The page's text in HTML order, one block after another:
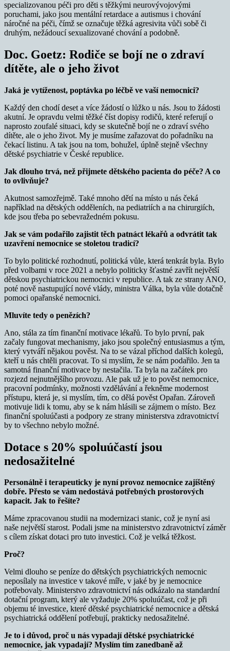
specializovanou péči pro děti s těžkými neurovývojovými
poruchami, jako jsou mentální retardace a autismus i chování
náročné na péči, čímž se označuje těžká agresivita vůči sobě či
druhým, nežádoucí sexualizované chování a podobně.
Doc. Goetz: Rodiče se bojí ne o zdraví
dítěte, ale o jeho život
Jaká je vytíženost, poptávka po léčbě ve vaší nemocnici?
Každý den chodí deset a více žádostí o lůžko u nás. Jsou to žádosti
akutní. Je opravdu velmi těžké číst dopisy rodičů, které referují o
naprosto zoufalé situaci, kdy se skutečně bojí ne o zdraví svého
dítěte, ale o jeho život. My je musíme zařazovat do pořadníku na
čekací listinu. A tak jsou na tom, bohužel, úplně stejně všechny
dětské psychiatrie v České republice.
Jak dlouho trvá, než přijmete dětského pacienta do péče? A co
to ovlivňuje?
Akutnost samozřejmě. Také mnoho dětí na místo u nás čeká
například na dětských odděleních, na pediatriích a na chirurgiích,
kde jsou třeba po sebevražedném pokusu.
Jak se vám podařilo zajistit těch patnáct lékařů a odvrátit tak
uzavření nemocnice se stoletou tradicí?
To bylo politické rozhodnutí, politická vůle, která tenkrát byla. Bylo
před volbami v roce 2021 a nebylo politicky šťastné zavřít největší
dětskou psychiatrickou nemocnici v republice. A tak ze strany ANO,
poté nově nastupující nové vlády, ministra Válka, byla vůle dotačně
pomoci opařanské nemocnici.
Mluvíte tedy o penězích?
Ano, stála za tím finanční motivace lékařů. To bylo první, pak
začaly fungovat mechanismy, jako jsou společný entusiasmus a tým,
který vytváří nějakou pověst. Na to se vázal příchod dalších kolegů,
kteří u nás chtěli pracovat. To si myslím, že se nám podařilo. Jen ta
samotná finanční motivace by nestačila. Ta byla na začátek pro
rozjezd nejnutnějšího provozu. Ale pak už je to pověst nemocnice,
pracovní podmínky, možnosti vzdělávání a řekněme modernost
přístupu, která je, si myslím, tím, co dělá pověst Opařan. Zároveň
motivuje lidi k tomu, aby se k nám hlásili se zájmem o místo. Bez
finanční spoluúčasti a podpory ze strany ministerstva zdravotnictví
by to všechno nebylo možné.
Dotace s 20% spoluúčastí jsou
nedosažitelné
Personálně i terapeuticky je nyní provoz nemocnice zajištěný
dobře. Přesto se vám nedostává potřebných prostorových
kapacit. Jak to řešíte?
Máme zpracovanou studii na modernizaci stanic, což je nyní asi
naše největší starost. Podali jsme na ministerstvo zdravotnictví záměr
s cílem získat dotaci pro tuto investici. Což je velká těžkost.
Proč?
Velmi dlouho se peníze do dětských psychiatrických nemocnic
neposílaly na investice v takové míře, v jaké by je nemocnice
potřebovaly. Ministerstvo zdravotnictví nás odkázalo na standardní
dotační program, který ale vyžaduje 20% spoluúčast, což je při
objemu té investice, které dětské psychiatrické nemocnice a dětská
psychiatrická oddělení potřebují, prakticky nedosažitelné.
Je to i důvod, proč u nás vypadají dětské psychiatrické
nemocnice, jak vypadají? Myslím tím zanedbaně až